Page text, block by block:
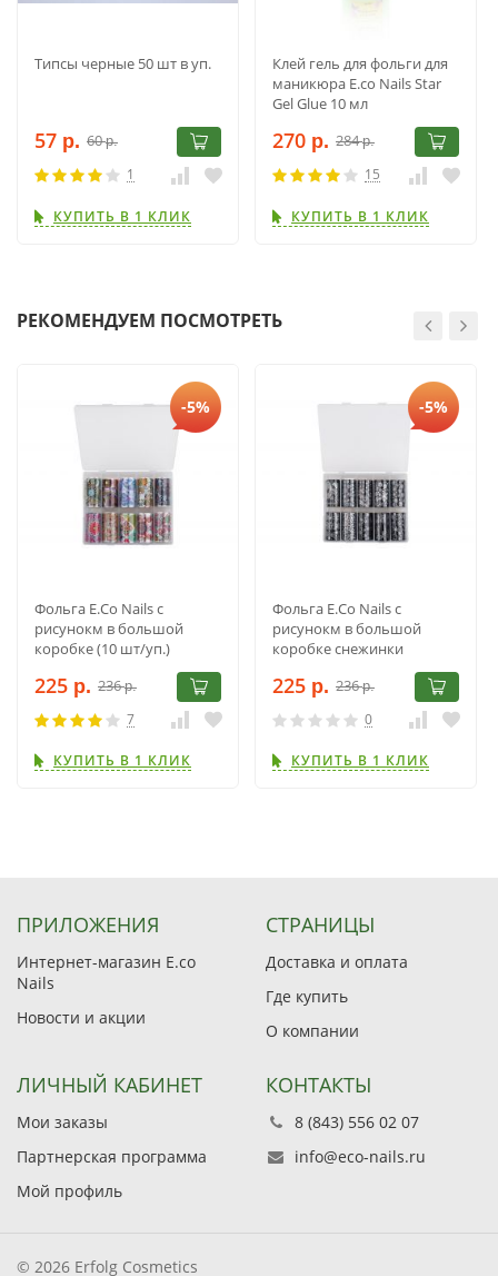
Типсы черные 50 шт в уп.
57 р. 60р.
1
КУПИТЬ В 1 КЛИК
Клей гель для фольги для
маникюра E.co Nails Star
Gel Glue 10 мл
270 р. 284р.
15
КУПИТЬ В 1 КЛИК
РЕКОМЕНДУЕМ ПОСМОТРЕТЬ
-5%
Фольга E.Co Nails с
рисунокм в большой
коробке (10 шт/уп.)
225 р. 236р.
7
КУПИТЬ В 1 КЛИК
-5%
Фольга E.Co Nails с
рисунокм в большой
коробке снежинки
225 р. 236р.
0
КУПИТЬ В 1 КЛИК
ПРИЛОЖЕНИЯ
Интернет-магазин E.co
Nails
Новости и акции
СТРАНИЦЫ
Доставка и оплата
Где купить
О компании
ЛИЧНЫЙ КАБИНЕТ
Мои заказы
Партнерская программа
Мой профиль
КОНТАКТЫ
8 (843) 556 02 07
info@eco-nails.ru
© 2026 Erfolg Cosmetics